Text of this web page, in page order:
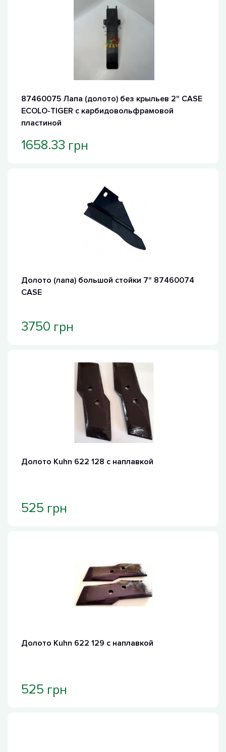
87460075 Лапа (долото) без крыльев 2" CASE
ECOLO-TIGER с карбидовольфрамовой
пластиной
1658.33 грн
Долото (лапа) большой стойки 7" 87460074
CASE
3750 грн
Долото Kuhn 622 128 с наплавкой
525 грн
Долото Kuhn 622 129 с наплавкой
525 грн